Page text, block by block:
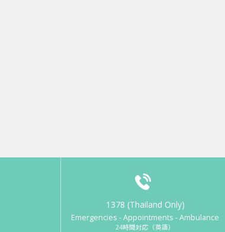
1378 (Thailand Only)
Emergencies - Appointments - Ambulance
24時間対応（英語）